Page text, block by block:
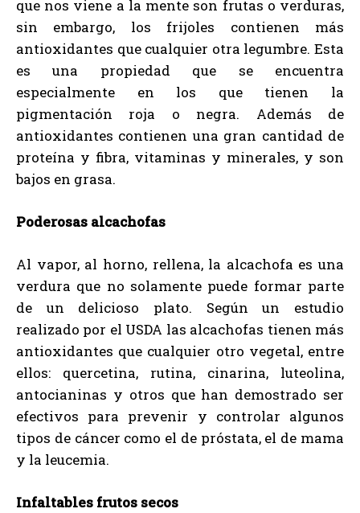
que nos viene a la mente son frutas o verduras,
sin embargo, los frijoles contienen más
antioxidantes que cualquier otra legumbre. Esta
es una propiedad que se encuentra
especialmente en los que tienen la
pigmentación roja o negra. Además de
antioxidantes contienen una gran cantidad de
proteína y fibra, vitaminas y minerales, y son
bajos en grasa.
Poderosas alcachofas
Al vapor, al horno, rellena, la alcachofa es una
verdura que no solamente puede formar parte
de un delicioso plato. Según un estudio
realizado por el USDA las alcachofas tienen más
antioxidantes que cualquier otro vegetal, entre
ellos: quercetina, rutina, cinarina, luteolina,
antocianinas y otros que han demostrado ser
efectivos para prevenir y controlar algunos
tipos de cáncer como el de próstata, el de mama
y la leucemia.
Infaltables frutos secos